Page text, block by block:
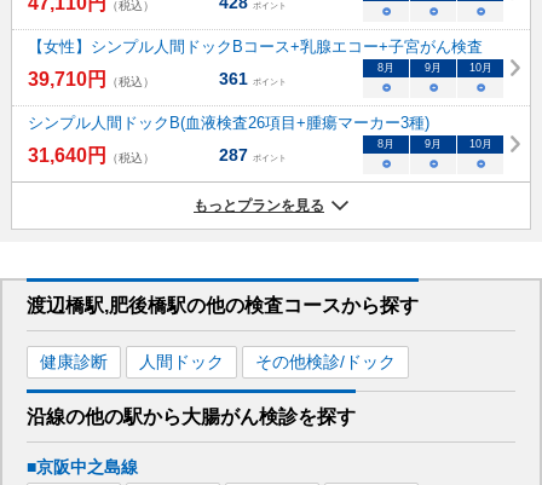
（税込） ポイント ○ ○ ○
【女性】シンプル人間ドックBコース+乳腺エコー+子宮がん検査
39,710円 （税込） 361 ポイント
8月 9月 10月
○ ○ ○
シンプル人間ドックB(血液検査26項目+腫瘍マーカー3種)
31,640円 （税込） 287 ポイント
8月 9月 10月
○ ○ ○
もっとプランを見る
渡辺橋駅,肥後橋駅の他の検査コースから探す
健康診断 人間ドック その他検診/ドック
沿線の他の駅から大腸がん検診を探す
■京阪中之島線